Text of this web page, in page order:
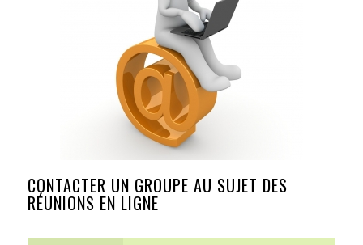
CONTACTER UN GROUPE AU SUJET DES
RÉUNIONS EN LIGNE